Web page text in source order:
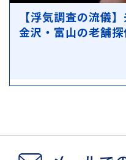
【浮気調査の流儀
金沢・富山の老舗